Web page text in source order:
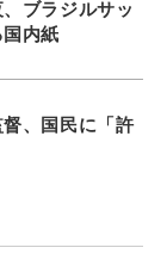
ブラジルサッ
内紙
、国民に「許